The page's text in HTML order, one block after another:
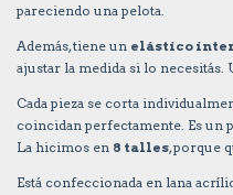
pareciendo una pelota.
Además, tiene un elástico
ajustar la medida si lo
Cada pieza se corta
coincidan perfectamente. Es un
La hicimos en 8 talles, porque
Está confeccionada en lana